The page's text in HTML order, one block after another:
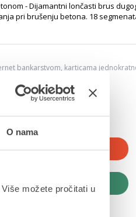
O nama
možete pročitati u
- Dijamantni lončasti brus
pri brušenju betona. 18
bankarstvom, karticama
KOŠARICU